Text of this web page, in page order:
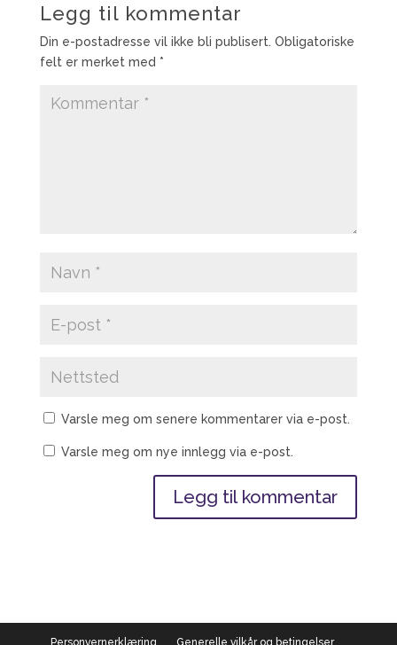
Legg til kommentar
Din e-postadresse vil ikke bli publisert. Obligatoriske
felt er merket med *
Varsle meg om senere kommentarer via e-post.
Varsle meg om nye innlegg via e-post.
Personvernerklæring Generelle vilkår og betingelser